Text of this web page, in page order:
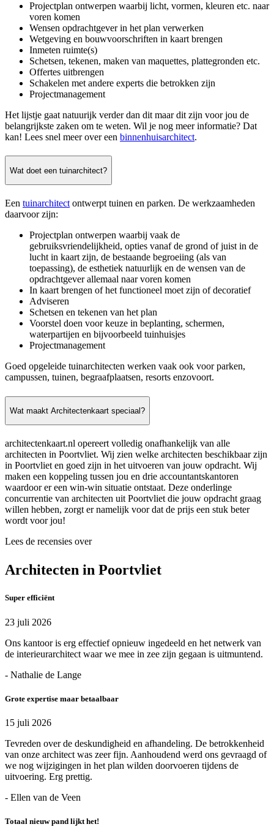
Projectplan ontwerpen waarbij licht, vormen, kleuren etc. naar
voren komen
Wensen opdrachtgever in het plan verwerken
Wetgeving en bouwvoorschriften in kaart brengen
Inmeten ruimte(s)
Schetsen, tekenen, maken van maquettes, plattegronden etc.
Offertes uitbrengen
Schakelen met andere experts die betrokken zijn
Projectmanagement
Het lijstje gaat natuurijk verder dan dit maar dit zijn voor jou de
belangrijkste zaken om te weten. Wil je nog meer informatie? Dat
kan! Lees snel meer over een binnenhuisarchitect.
Wat doet een tuinarchitect?
Een tuinarchitect ontwerpt tuinen en parken. De werkzaamheden
daarvoor zijn:
Projectplan ontwerpen waarbij vaak de
gebruiksvriendelijkheid, opties vanaf de grond of juist in de
lucht in kaart zijn, de bestaande begroeiing (als van
toepassing), de esthetiek natuurlijk en de wensen van de
opdrachtgever allemaal naar voren komen
In kaart brengen of het functioneel moet zijn of decoratief
Adviseren
Schetsen en tekenen van het plan
Voorstel doen voor keuze in beplanting, schermen,
waterpartijen en bijvoorbeeld tuinhuisjes
Projectmanagement
Goed opgeleide tuinarchitecten werken vaak ook voor parken,
campussen, tuinen, begraafplaatsen, resorts enzovoort.
Wat maakt Architectenkaart speciaal?
architectenkaart.nl opereert volledig onafhankelijk van alle
architecten in Poortvliet. Wij zien welke architecten beschikbaar zijn
in Poortvliet en goed zijn in het uitvoeren van jouw opdracht. Wij
maken een koppeling tussen jou en drie accountantskantoren
waardoor er een win-win situatie ontstaat. Deze onderlinge
concurrentie van architecten uit Poortvliet die jouw opdracht graag
willen hebben, zorgt er namelijk voor dat de prijs een stuk beter
wordt voor jou!
Lees de recensies over
Architecten in Poortvliet
Super efficiënt
23 juli 2026
Ons kantoor is erg effectief opnieuw ingedeeld en het netwerk van
de interieurarchitect waar we mee in zee zijn gegaan is uitmuntend.
- Nathalie de Lange
Grote expertise maar betaalbaar
15 juli 2026
Tevreden over de deskundigheid en afhandeling. De betrokkenheid
van onze architect was zeer fijn. Aanhoudend werd ons gevraagd of
we nog wijzigingen in het plan wilden doorvoeren tijdens de
uitvoering. Erg prettig.
- Ellen van de Veen
Totaal nieuw pand lijkt het!